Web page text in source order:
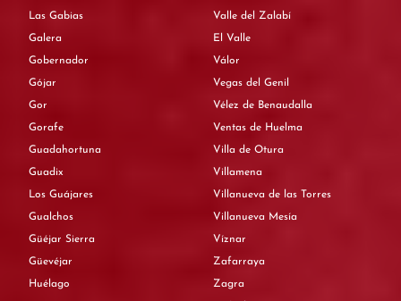
Las Gabias
Galera
Gobernador
Gójar
Gor
Gorafe
Guadahortuna
Guadix
Los Guájares
Gualchos
Güéjar Sierra
Güevéjar
Huélago
Valle del Zalabí
El Valle
Válor
Vegas del Genil
Vélez de Benaudalla
Ventas de Huelma
Villa de Otura
Villamena
Villanueva de las Torres
Villanueva Mesía
Víznar
Zafarraya
Zagra